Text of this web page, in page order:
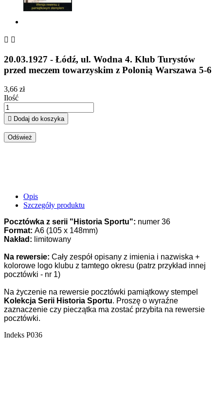
 
20.03.1927 - Łódź, ul. Wodna 4. Klub Turystów
przed meczem towarzyskim z Polonią Warszawa 5-6
3,66 zł
Ilość
 Dodaj do koszyka
Opis
Szczegóły produktu
Pocztówka z serii "Historia Sportu": numer 36
Format: A6 (105 x 148mm)
Nakład: limitowany
Na rewersie: Cały zespół opisany z imienia i nazwiska +
kolorowe logo klubu z tamtego okresu (patrz przykład innej
pocztówki - nr 1)
Na życzenie na rewersie pocztówki pamiątkowy stempel
Kolekcja Serii Historia Sportu. Proszę o wyraźne
zaznaczenie czy pieczątka ma zostać przybita na rewersie
pocztówki.
Indeks P036